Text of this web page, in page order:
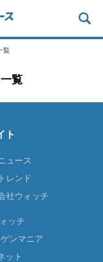
覧
覧
ト
ュース
レンド
社ウォッチ
ッチ
ンマニア
ット